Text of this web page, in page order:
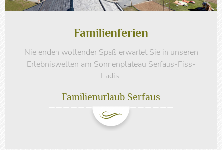
Familienferien
Nie enden wollender Spaß erwartet Sie in unseren
Erlebniswelten am Sonnenplateau Serfaus-Fiss-
Ladis.
Familienurlaub Serfaus